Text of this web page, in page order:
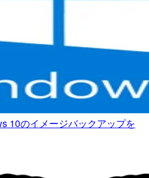
10のイメージバックアップを